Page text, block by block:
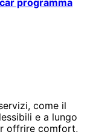
programma
come il
e a lungo
offrire comfort,